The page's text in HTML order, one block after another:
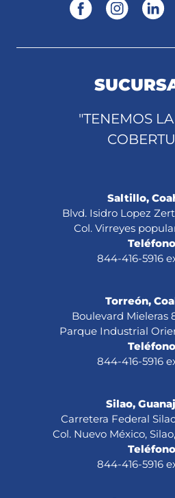
"TENEMOS
Saltillo,
Blvd. Isidro Lopez
Col. Virreyes
844-416-5916
Torreón,
Boulevard Mieleras
Parque Industrial
844-416-5916
Silao,
Carretera Federal
Col. Nuevo México,
844-416-5916